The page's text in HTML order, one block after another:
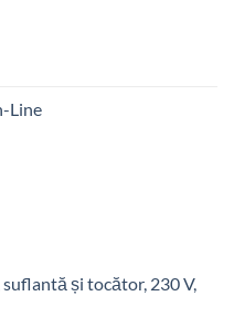
Line
și tocător, 230 V,